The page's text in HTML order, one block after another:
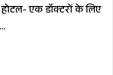
एक डॉक्टरों के लिए